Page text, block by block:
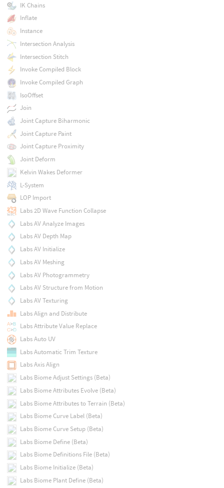
IK Chains
Inflate
Instance
Intersection Analysis
Intersection Stitch
Invoke Compiled Block
Invoke Compiled Graph
IsoOffset
Join
Joint Capture Biharmonic
Joint Capture Paint
Joint Capture Proximity
Joint Deform
Kelvin Wakes Deformer
L-System
LOP Import
Labs 2D Wave Function Collapse
Labs AV Analyze Images
Labs AV Depth Map
Labs AV Initialize
Labs AV Meshing
Labs AV Photogrammetry
Labs AV Structure from Motion
Labs AV Texturing
Labs Align and Distribute
Labs Attribute Value Replace
Labs Auto UV
Labs Automatic Trim Texture
Labs Axis Align
Labs Biome Adjust Settings (Beta)
Labs Biome Attributes Evolve (Beta)
Labs Biome Attributes to Terrain (Beta)
Labs Biome Curve Label (Beta)
Labs Biome Curve Setup (Beta)
Labs Biome Define (Beta)
Labs Biome Definitions File (Beta)
Labs Biome Initialize (Beta)
Labs Biome Plant Define (Beta)